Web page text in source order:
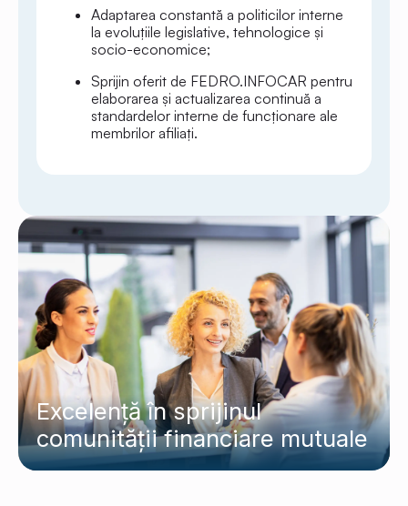
Adaptarea constantă a politicilor interne
la evoluțiile legislative, tehnologice și
socio-economice;
Sprijin oferit de FEDRO.INFOCAR pentru
elaborarea și actualizarea continuă a
standardelor interne de funcționare ale
membrilor afiliați.
Excelență în sprijinul
comunității financiare mutuale